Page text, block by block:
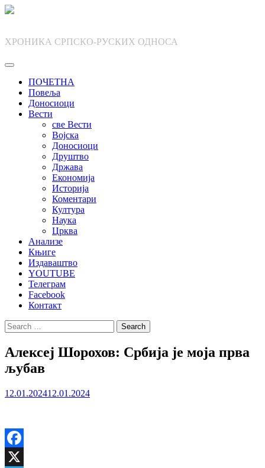
Skip
ХРОНИКА СРПСКО-РУСКИХ ОДНОСА
ПОЧЕТНА
Повеља
Доносиоци
Вести
све Вести
Војска
Доносиоци
Друштво
Држава
Економија
Историја
Коментари
Култура
Наука
Црква
Анализе
Књиге
Издаваштво
YOUTUBE
Телеграм
Facebook
Контакт
Search
for:
Алексеј Шорохов: Србија је моја прва
љубав
12.01.202412.01.2024
Facebook